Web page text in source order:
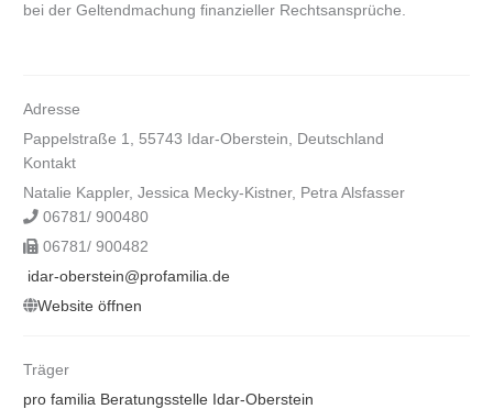
bei der Geltendmachung finanzieller Rechtsansprüche.
Adresse
Pappelstraße 1, 55743 Idar-Oberstein, Deutschland
Kontakt
Natalie Kappler, Jessica Mecky-Kistner, Petra Alsfasser
06781/ 900480
06781/ 900482
idar-oberstein@profamilia.de
Website öffnen
Träger
pro familia Beratungsstelle Idar-Oberstein